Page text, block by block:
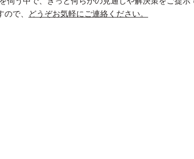
ので、 どうぞお気軽にご連絡ください。